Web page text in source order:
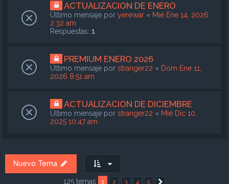
ACTUALIZACION DE ENERO
Último mensaje por yerewar « Mié Ene 14, 2026
2:32 am
Respuestas: 1
PREMIUM ENERO 2026
Último mensaje por stranger22 « Dom Ene 11,
2026 8:51 am
ACTUALIZACION DE DICIEMBRE
Último mensaje por stranger22 « Mié Dic 10,
2025 10:47 am
Nuevo Tema
125 temas 1 2 3 4 5